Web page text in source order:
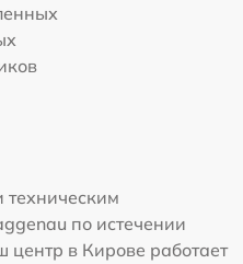
по истечении
центр в Кирове работает